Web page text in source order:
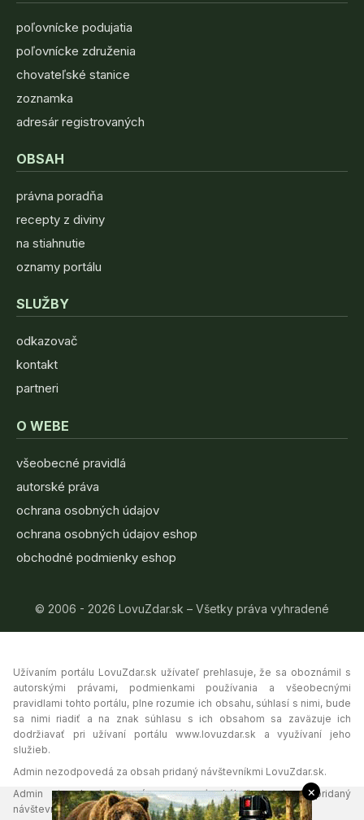
poľovnícke podujatia
poľovnícke združenia
chovateľské stanice
zoznamka
adresár registrovaných
OBSAH
právna poradňa
recepty z diviny
na stiahnutie
oznamy portálu
SLUŽBY
odkazovač
kontakt
partneri
O WEBE
všeobecné pravidlá
autorské práva
ochrana osobných údajov
ochrana osobných údajov eshop
obchodné podmienky eshop
© 2006 - 2026 LovuZdar.sk – Všetky práva vyhradené
Užívaním portálu LovuZdar.sk užívateľ prehlasuje, že sa oboznámil s
autorskými právami, podmienkami používania a všeobecnými
pravidlami tohto portálu, plne rozumie ich obsahu, súhlasí s nimi, bude
sa nimi riadiť a na znak súhlasu s ich obsahom sa zaväzuje ich
dodržiavať pri užívaní portálu www.lovuzdar.sk a využívaní jeho
služieb.
Admin nezodpovedá za obsah pridaný návštevníkmi LovuZdar.sk.
Admin si vyhradzuje právo vymazať akýkoľvek obsah pridaný
návštevníkmi portálu, ak tak uzná za vhodné.
×